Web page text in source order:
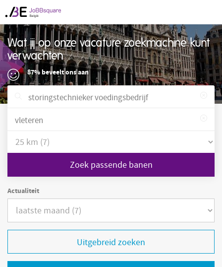
Wat jij op onze vacature zoekmachine kunt
verwachten
87% beveelt ons aan
Zoek passende banen
Actualiteit
Uitgebreid zoeken